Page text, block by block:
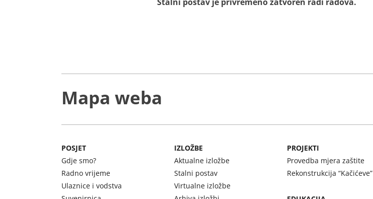
Mapa weba
POSJET
Gdje smo?
Radno vrijeme
Ulaznice i vodstva
IZLOŽBE
Aktualne izložbe
Stalni postav
Virtualne izložbe
PROJEKTI
Provedba mjera zaštite
Rekonstrukcija “Kačićeve”